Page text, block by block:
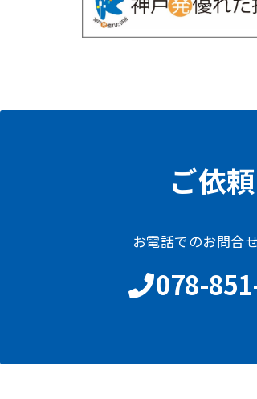
ご依
お電話でのお問合
078-